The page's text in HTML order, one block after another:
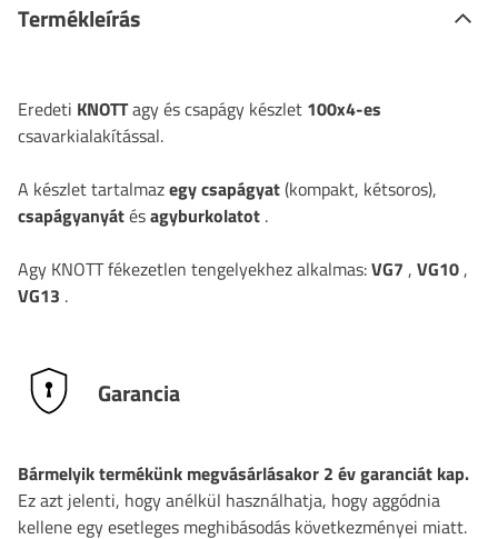
Termékleírás
Eredeti KNOTTagy és csapágy készlet 100x4-es
csavarkialakítással.
A készlet tartalmazegy csapágyat(kompakt, kétsoros),
csapágyanyátésagyburkolatot .
Agy KNOTT fékezetlen tengelyekhez alkalmas:VG7 , VG10,
VG13 .
Garancia
Bármelyik termékünk megvásárlásakor 2 év garanciát kap.
Ez azt jelenti, hogy anélkül használhatja, hogy aggódnia
kellene egy esetleges meghibásodás következményei miatt.